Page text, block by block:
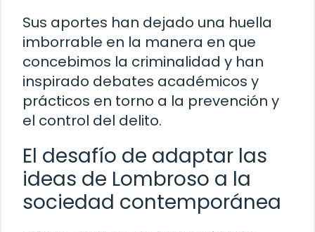
Sus aportes han dejado una huella
imborrable en la manera en que
concebimos la criminalidad y han
inspirado debates académicos y
prácticos en torno a la prevención y
el control del delito.
El desafío de adaptar las
ideas de Lombroso a la
sociedad contemporánea